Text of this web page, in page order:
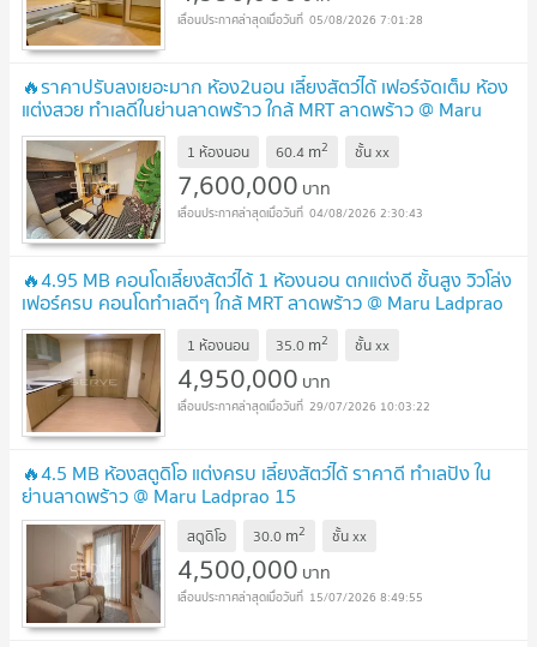
05/08/2026 7:01:28
🔥ราคาปรับลงเยอะมาก ห้อง2นอน เลี้ยงสัตว์ได้ เฟอร์จัดเต็ม ห้อง
แต่งสวย ทำเลดีในย่านลาดพร้าว ใกล้ MRT ลาดพร้าว @ Maru
Ladprao 15
1 ห้องนอน 60.4 m2 ชั้นxx
7,600,000 บาท
04/08/2026 2:30:43
🔥4.95 MB คอนโดเลี้ยงสัตว์ได้ 1 ห้องนอน ตกแต่งดี ชั้นสูง วิวโล่ง
เฟอร์ครบ คอนโดทำเลดีๆ ใกล้ MRT ลาดพร้าว @ Maru Ladprao
15
1 ห้องนอน 35.0 m2 ชั้นxx
4,950,000 บาท
29/07/2026 10:03:22
🔥4.5 MB ห้องสตูดิโอ แต่งครบ เลี้ยงสัตว์ได้ ราคาดี ทำเลปัง ใน
ย่านลาดพร้าว @ Maru Ladprao 15
สตูดิโอ 30.0 m2 ชั้นxx
4,500,000 บาท
15/07/2026 8:49:55